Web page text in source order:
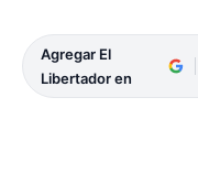
Agregar El
Libertador en